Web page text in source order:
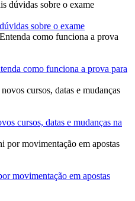
sobre o exame
como funciona a prova para
cursos, datas e mudanças na
movimentação em apostas